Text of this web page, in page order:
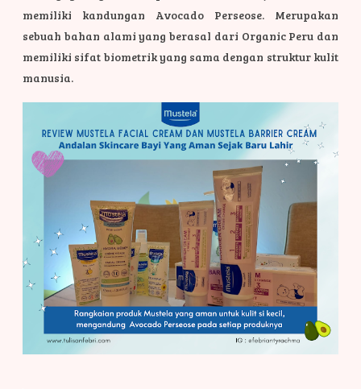
memiliki kandungan Avocado Perseose. Merupakan
sebuah bahan alami yang berasal dari Organic Peru dan
memiliki sifat biometrik yang sama dengan struktur kulit
manusia.